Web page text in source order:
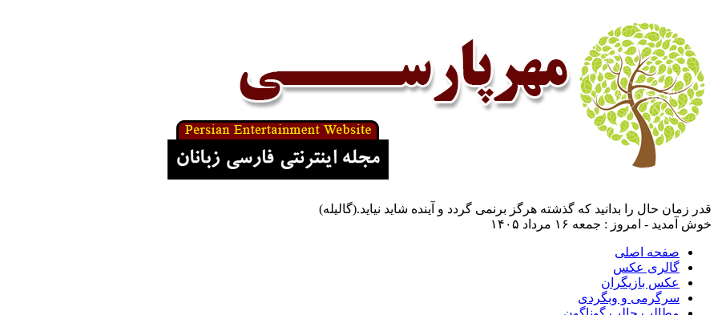
قدر زمان حال را بدانید که گذشته هرگز برنمی گردد و آینده شاید نیاید.(گالیله)
خوش آمدید - امروز : جمعه ۱۶ مرداد ۱۴۰۵
صفحه اصلی
گالری عکس
عکس بازیگران
سرگرمی و وبگردی